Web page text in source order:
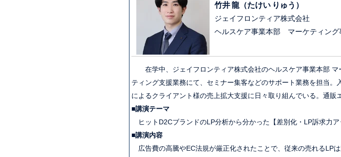
竹井 龍（たけい りゅう）
ジェイフロンティア株式会社
ヘルスケア事業本部 マーケティング
在学中、ジェイフロンティア株式会社のヘルスケア事業本部 マ
ティング支援業務にて、セミナー集客などのサポート業務を担当
によるクライアント様の売上拡大支援に日々取り組んでいる。​通販
■講演テーマ
ヒッ トD2CブランドのLP分析から分かった【差別化・LP訴求力
■講演内容
広告費の高騰やEC法規が厳正化されたことで、従来の売れるLP